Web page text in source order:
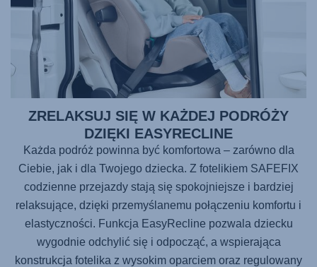
ZRELAKSUJ SIĘ W KAŻDEJ PODRÓŻY
DZIĘKI EASYRECLINE
Każda podróż powinna być komfortowa – zarówno dla
Ciebie, jak i dla Twojego dziecka. Z fotelikiem SAFEFIX
codzienne przejazdy stają się spokojniejsze i bardziej
relaksujące, dzięki przemyślanemu połączeniu komfortu i
elastyczności. Funkcja EasyRecline pozwala dziecku
wygodnie odchylić się i odpocząć, a wspierająca
konstrukcja fotelika z wysokim oparciem oraz regulowany